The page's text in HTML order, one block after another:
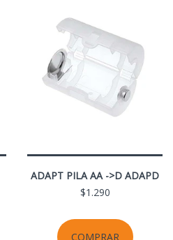
ADAPT PILA AA ->D ADAPD
$1.290
COMPRAR